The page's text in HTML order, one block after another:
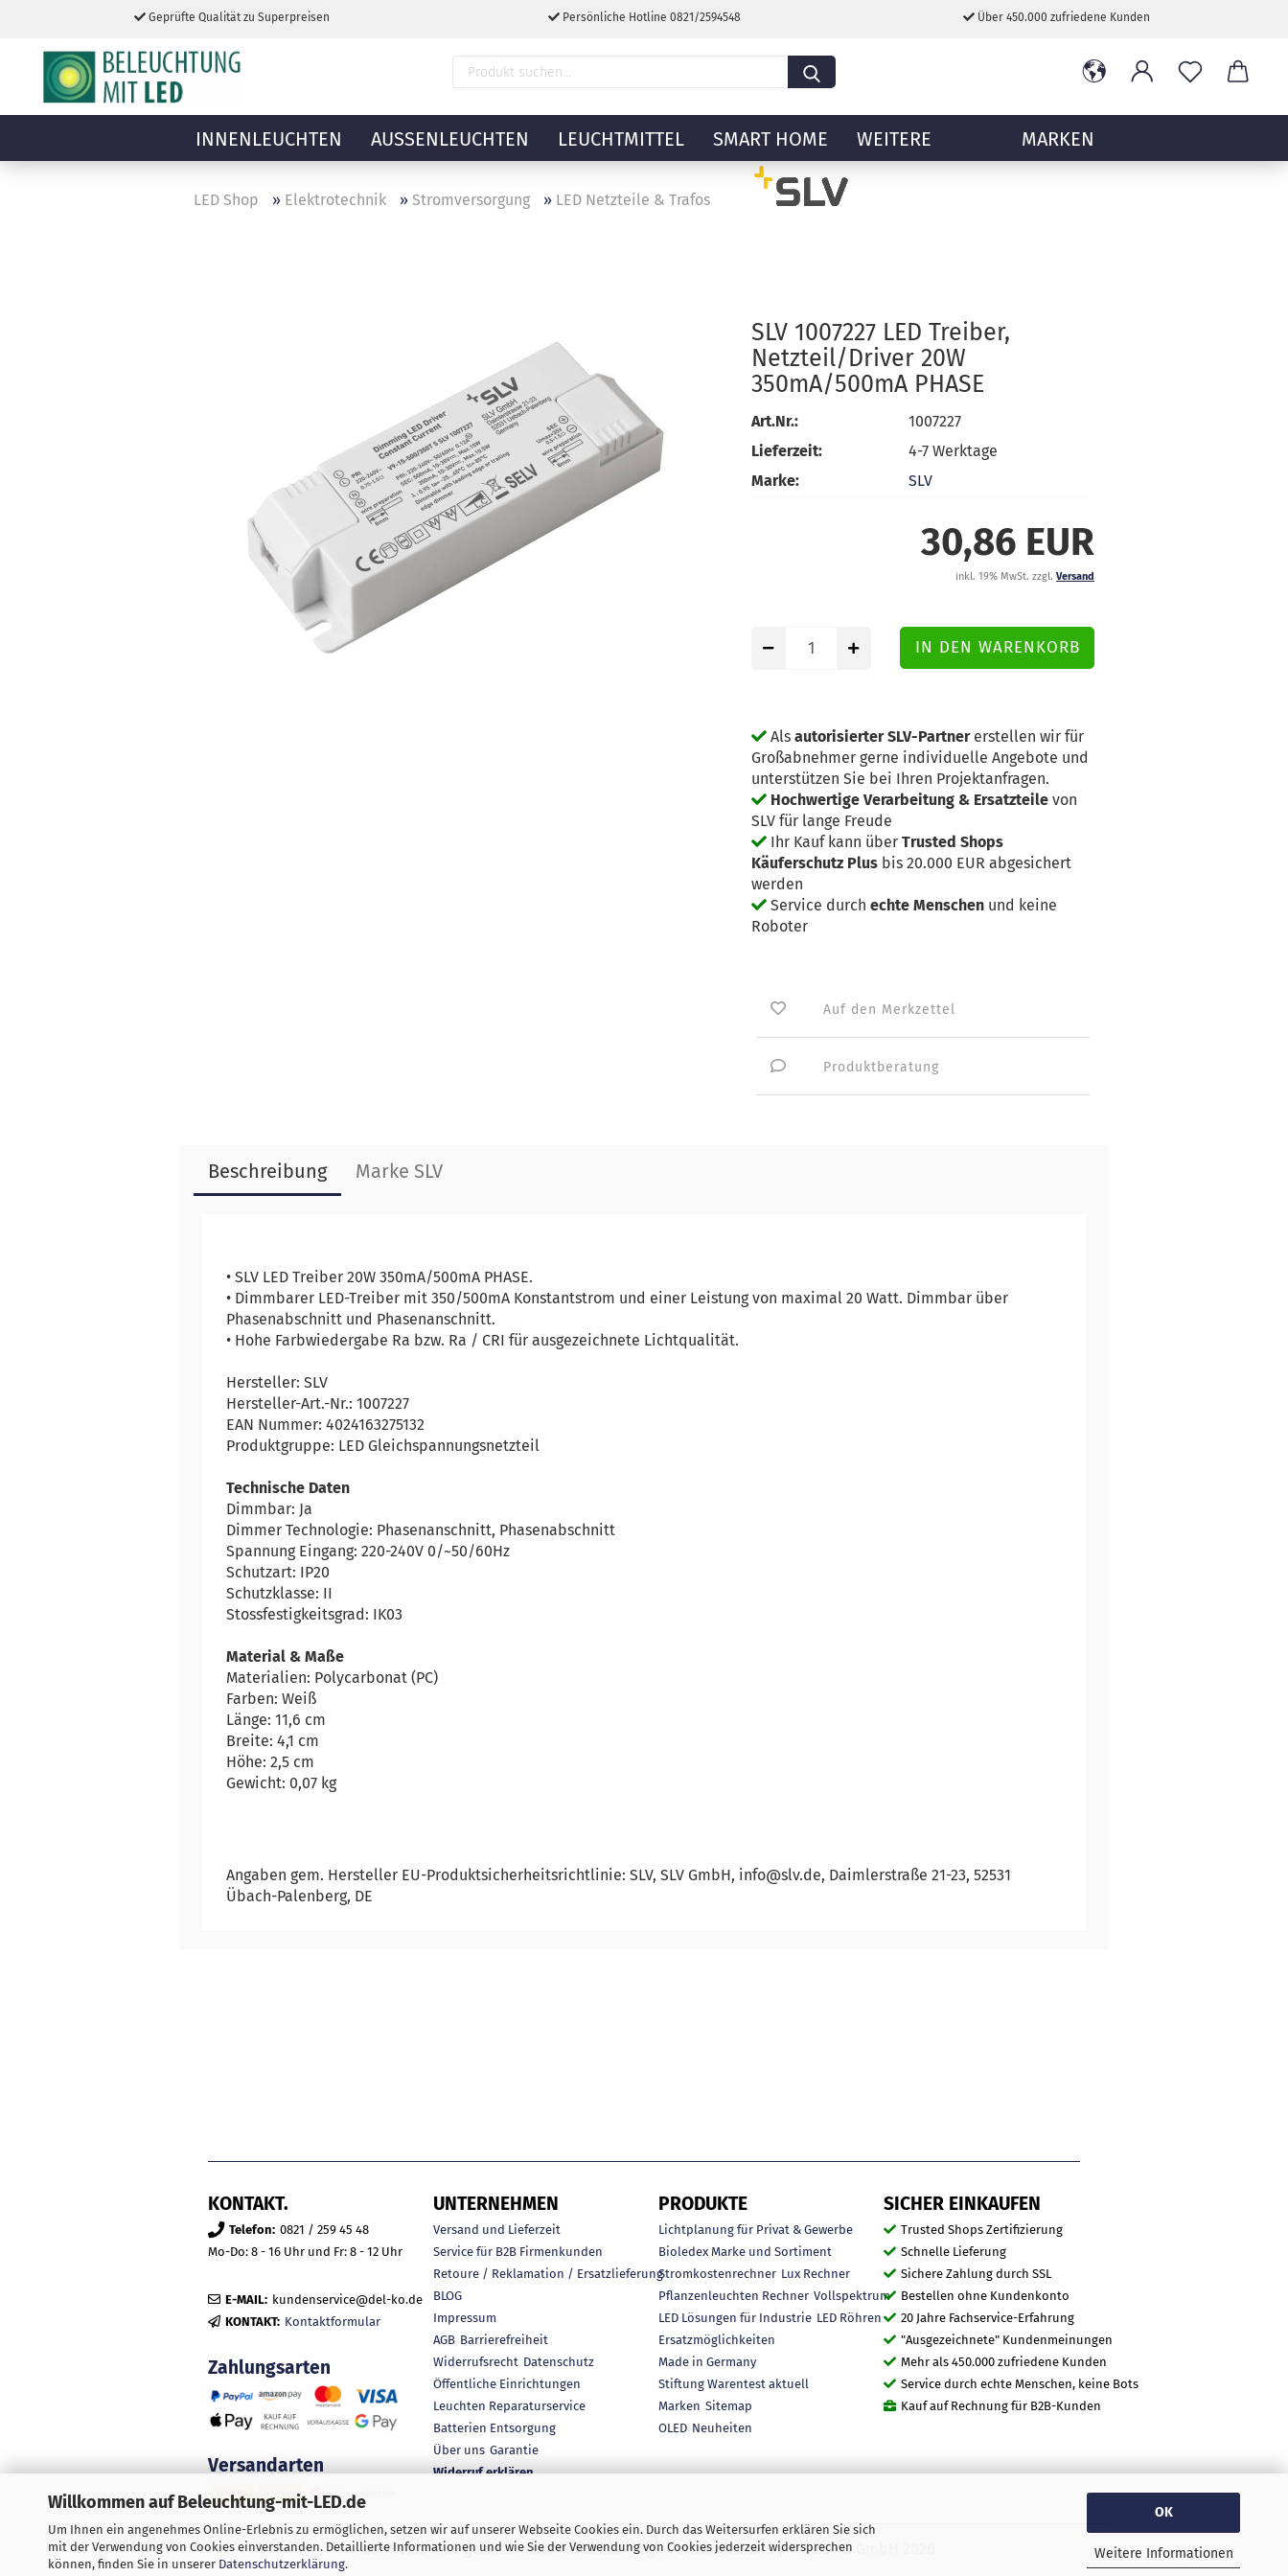
Willkommen auf Beleuchtung-mit-LED.de
Um Ihnen ein angenehmes Online-Erlebnis zu ermöglichen, setzen wir auf unserer Webseite Cookies ein. Durch das Weitersurfen erklären Sie sich
mit der Verwendung von Cookies einverstanden. Detaillierte Informationen und wie Sie der Verwendung von Cookies jederzeit widersprechen
können, finden Sie in unserer Datenschutzerklärung.
OK
Weitere Informationen
Geprüfte Qualität zu Superpreisen Persönliche Hotline 0821/2594548 Über 450.000 zufriedene Kunden
INNENLEUCHTEN AUSSENLEUCHTEN LEUCHTMITTEL SMART HOME MARKEN
WEITERE
LED Shop » Elektrotechnik » Stromversorgung » LED Netzteile & Trafos
SLV 1007227 LED Treiber,
Netzteil/Driver 20W
350mA/500mA PHASE
Art.Nr.:
1007227
Lieferzeit:
4-7 Werktage
Marke:
SLV
30,86 EUR
inkl. 19% MwSt. zzgl. Versand
Als autorisierter SLV-Partnererstellen wir für
Großabnehmer gerne individuelle Angebote und
unterstützen Sie bei Ihren Projektanfragen.
Hochwertige Verarbeitung & Ersatzteile von
SLV für lange Freude
Ihr Kauf kann über Trusted Shops
Käuferschutz Plus bis 20.000 EUR abgesichert
werden
Service durch echte Menschen und keine
Roboter
Auf den Merkzettel
Produktberatung
Beschreibung Marke SLV
• SLV LED Treiber 20W 350mA/500mA PHASE.
• Dimmbarer LED-Treiber mit 350/500mA Konstantstrom und einer Leistung von maximal 20 Watt. Dimmbar über
Phasenabschnitt und Phasenanschnitt.
• Hohe Farbwiedergabe Ra bzw. Ra / CRI für ausgezeichnete Lichtqualität.
Hersteller: SLV
Hersteller-Art.-Nr.: 1007227
EAN Nummer: 4024163275132
Produktgruppe: LED Gleichspannungsnetzteil
Technische Daten
Dimmbar: Ja
Dimmer Technologie: Phasenanschnitt, Phasenabschnitt
Spannung Eingang: 220-240V 0/~50/60Hz
Schutzart: IP20
Schutzklasse: II
Stossfestigkeitsgrad: IK03
Material & Maße
Materialien: Polycarbonat (PC)
Farben: Weiß
Länge: 11,6 cm
Breite: 4,1 cm
Höhe: 2,5 cm
Gewicht: 0,07 kg
Angaben gem. Hersteller EU-Produktsicherheitsrichtlinie: SLV, SLV GmbH, info@slv.de, Daimlerstraße 21-23, 52531
Übach-Palenberg, DE
KONTAKT.
Telefon: 0821 / 259 45 48
Mo-Do: 8 - 16 Uhr und Fr: 8 - 12 Uhr
E-MAIL: kundenservice@del-ko.de
KONTAKT: Kontaktformular
Zahlungsarten
Versandarten
UNTERNEHMEN
Versand und Lieferzeit
Service für B2B Firmenkunden
Retoure / Reklamation / Ersatzlieferung
BLOG
Impressum
AGB Barrierefreiheit
Widerrufsrecht Datenschutz
Öffentliche Einrichtungen
Leuchten Reparaturservice
Batterien Entsorgung
Über uns Garantie
Widerruf erklären
PRODUKTE
Lichtplanung für Privat & Gewerbe
Bioledex Marke und Sortiment
Stromkostenrechner Lux Rechner
Pflanzenleuchten Rechner Vollspektrum
LED Lösungen für Industrie LED Röhren
Ersatzmöglichkeiten
Made in Germany
Stiftung Warentest aktuell
Marken Sitemap
OLED Neuheiten
SICHER EINKAUFEN
Trusted Shops Zertifizierung
Schnelle Lieferung
Sichere Zahlung durch SSL
Bestellen ohne Kundenkonto
20 Jahre Fachservice-Erfahrung
"Ausgezeichnete" Kundenmeinungen
Mehr als 450.000 zufriedene Kunden
Service durch echte Menschen, keine Bots
Kauf auf Rechnung für B2B-Kunden
Alle Preise inkl. gesetzl. Mehrwertsteuer zzgl. Versandkosten. | © DEL-KO GmbH 2026